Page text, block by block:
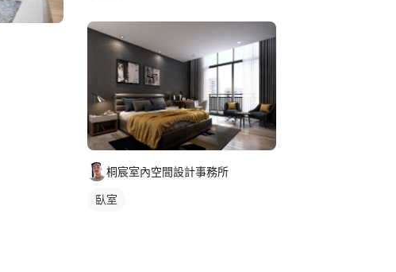
桐宸室內空間設計事務所
臥室